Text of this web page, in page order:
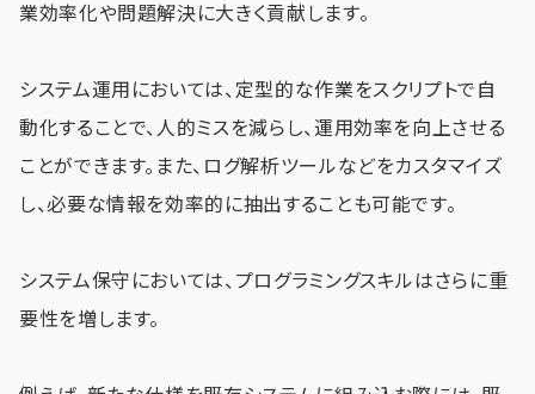
業効率化や問題解決に大きく貢献します。
システム運用においては、定型的な作業をスクリプトで自
動化することで、人的ミスを減らし、運用効率を向上させる
ことができます。また、ログ解析ツールなどをカスタマイズ
し、必要な情報を効率的に抽出することも可能です。
システム保守においては、プログラミングスキルはさらに重
要性を増します。